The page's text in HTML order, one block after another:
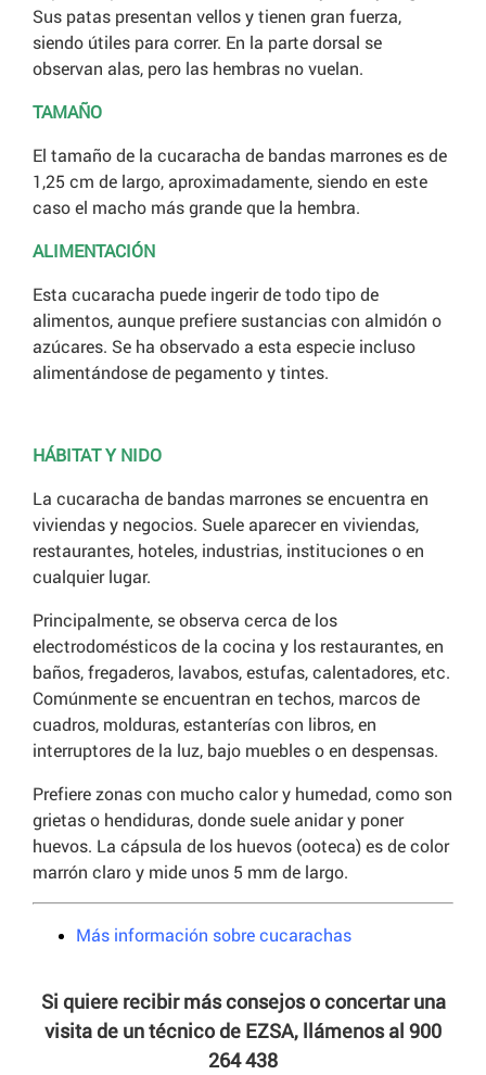
Sus patas presentan vellos y tienen gran fuerza,
siendo útiles para correr. En la parte dorsal se
observan alas, pero las hembras no vuelan.
TAMAÑO
El tamaño de la cucaracha de bandas marrones es de
1,25 cm de largo, aproximadamente, siendo en este
caso el macho más grande que la hembra.
ALIMENTACIÓN
Esta cucaracha puede ingerir de todo tipo de
alimentos, aunque prefiere sustancias con almidón o
azúcares. Se ha observado a esta especie incluso
alimentándose de pegamento y tintes.
HÁBITAT Y NIDO
La cucaracha de bandas marrones se encuentra en
viviendas y negocios. Suele aparecer en viviendas,
restaurantes, hoteles, industrias, instituciones o en
cualquier lugar.
Principalmente, se observa cerca de los
electrodomésticos de la cocina y los restaurantes, en
baños, fregaderos, lavabos, estufas, calentadores, etc.
Comúnmente se encuentran en techos, marcos de
cuadros, molduras, estanterías con libros, en
interruptores de la luz, bajo muebles o en despensas.
Prefiere zonas con mucho calor y humedad, como son
grietas o hendiduras, donde suele anidar y poner
huevos. La cápsula de los huevos (ooteca) es de color
marrón claro y mide unos 5 mm de largo.
Más información sobre cucarachas
Si quiere recibir más consejos o concertar una
visita de un técnico de EZSA, llámenos al 900
264 438